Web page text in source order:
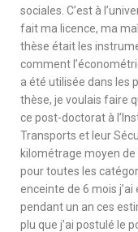
sociales. C’est à
fait ma licence, ma
thèse était les
comment
a été utilisée dans les
thèse, je voulais faire
ce post-doctorat à
Transports et leur
kilométrage moyen
pour toutes les
enceinte de 6 mois j’ai
pendant un an ces
plu que j’ai postulé le